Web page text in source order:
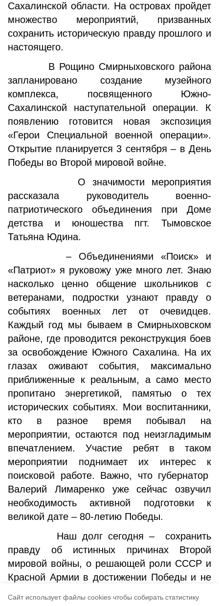
Cайт использует файлы cookies чтобы собирать статистику
Сахалинской области. На островах пройдет
множество мероприятий, призванных
сохранить историческую правду прошлого и
настоящего.
В Рощино Смирныховского района
запланировано создание музейного
комплекса, посвященного Южно-
Сахалинской наступательной операции. К
появлению готовится новая экспозиция
«Герои Специальной военной операции».
Открытие планируется 3 сентября – в День
Победы во Второй мировой войне.
О значимости мероприятия
рассказала руководитель военно-
патриотического объединения при Доме
детства и юношества пгт. Тымовское
Татьяна Юдина.
– Объединениями «Поиск» и
«Патриот» я руковожу уже много лет. Знаю
насколько ценно общение школьников с
ветеранами, подростки узнают правду о
событиях военных лет от очевидцев.
Каждый год мы бываем в Смирныховском
районе, где проводится реконструкция боев
за освобождение Южного Сахалина. На их
глазах оживают события, максимально
приближенные к реальным, а само место
пропитано энергетикой, памятью о тех
исторических событиях. Мои воспитанники,
кто в разное время побывал на
мероприятии, остаются под неизгладимым
впечатлением. Участие ребят в таком
мероприятии поднимает их интерес к
поисковой работе. Важно, что губернатор
Валерий Лимаренко уже сейчас озвучил
необходимость активной подготовки к
великой дате – 80-летию Победы.
Наш долг сегодня – сохранить
правду об истинных причинах Второй
мировой войны, о решающей роли СССР и
Красной Армии в достижении Победы и не